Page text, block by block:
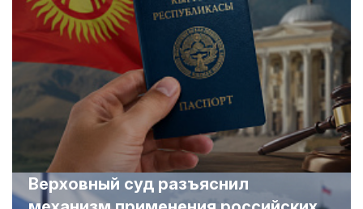
Верховный суд разъяснил